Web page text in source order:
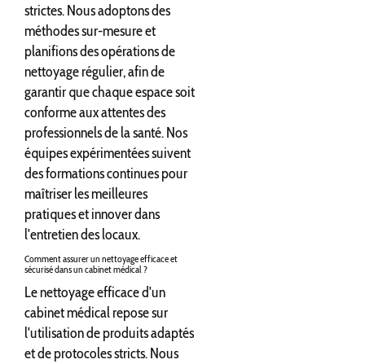
strictes. Nous adoptons des
méthodes sur-mesure et
planifions des opérations de
nettoyage régulier, afin de
garantir que chaque espace soit
conforme aux attentes des
professionnels de la santé. Nos
équipes expérimentées suivent
des formations continues pour
maîtriser les meilleures
pratiques et innover dans
l'entretien des locaux.
Comment assurer un nettoyage efficace et
sécurisé dans un cabinet médical ?
Le nettoyage efficace d'un
cabinet médical repose sur
l'utilisation de produits adaptés
et de protocoles stricts. Nous